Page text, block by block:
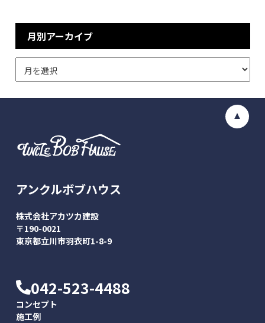
月別アーカイブ
アンクルボブハウス
株式会社アカツカ建設
〒190-0021
東京都立川市羽衣町1-8-9
042-523-4488
コンセプト
施工例